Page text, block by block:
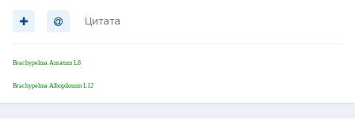
Цитата
Brachypelma Auratum L8
Brachypelma Albopilosum L12